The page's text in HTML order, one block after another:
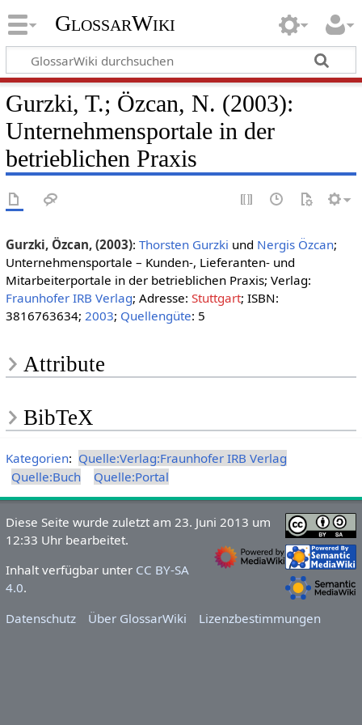
GlossarWiki
Gurzki, T.; Özcan, N. (2003):
Unternehmensportale in der
betrieblichen Praxis
Gurzki, Özcan, (2003): Thorsten Gurzki und Nergis Özcan;
Unternehmensportale – Kunden-, Lieferanten- und
Mitarbeiterportale in der betrieblichen Praxis; Verlag:
Fraunhofer IRB Verlag; Adresse: Stuttgart; ISBN:
3816763634; 2003; Quellengüte: 5
Attribute
BibTeX
Kategorien: Quelle:Verlag:Fraunhofer IRB Verlag
Quelle:Buch
Quelle:Portal
Diese Seite wurde zuletzt am 23. Juni 2013 um
12:33 Uhr bearbeitet.
Inhalt verfügbar unter CC BY-SA
4.0.
Datenschutz
Über GlossarWiki Lizenzbestimmungen